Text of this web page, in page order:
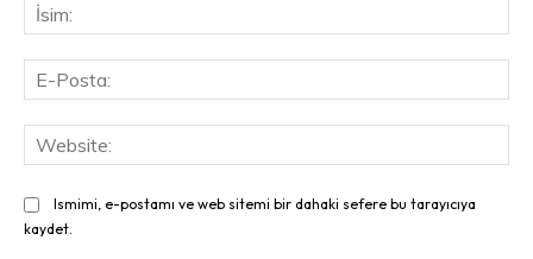
Ismimi, e-postamı ve web sitemi bir dahaki sefere bu tarayıcıya
kaydet.